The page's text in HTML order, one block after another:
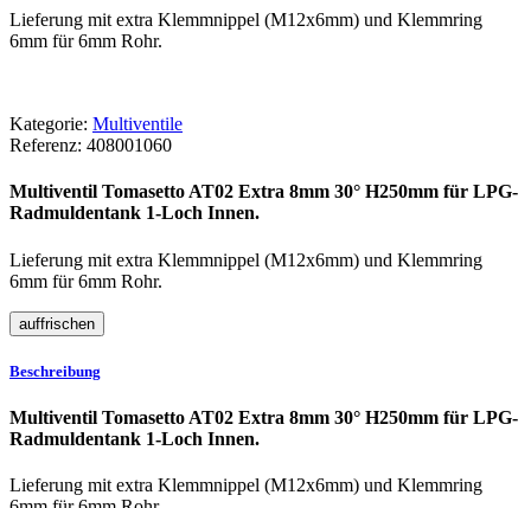
Lieferung mit extra Klemmnippel (M12x6mm) und Klemmring
6mm für 6mm Rohr.
Kategorie: Multiventile
Referenz: 408001060
Multiventil Tomasetto AT02 Extra 8mm 30° H250mm für LPG-
Radmuldentank 1-Loch Innen.
Lieferung mit extra Klemmnippel (M12x6mm) und Klemmring
6mm für 6mm Rohr.
Beschreibung
Multiventil Tomasetto AT02 Extra 8mm 30° H250mm für LPG-
Radmuldentank 1-Loch Innen.
Lieferung mit extra Klemmnippel (M12x6mm) und Klemmring